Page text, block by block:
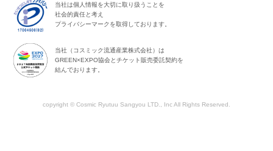
当社は個人情報を大切に取り扱うことを
社会的責任と考え
プライバシーマークを取得しております。
当社（コスミック流通産業株式会社）は
GREEN×EXPO協会とチケット販売委託契約を
結んでおります。
copyright © Cosmic Ryutuu Sangyou LTD., Inc All Rights Reserved.